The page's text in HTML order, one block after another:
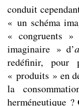
conduit
« un schéma
« congruents
imaginaire » d’
redéfinir, pour
« produits » en
la
herméneutique ?